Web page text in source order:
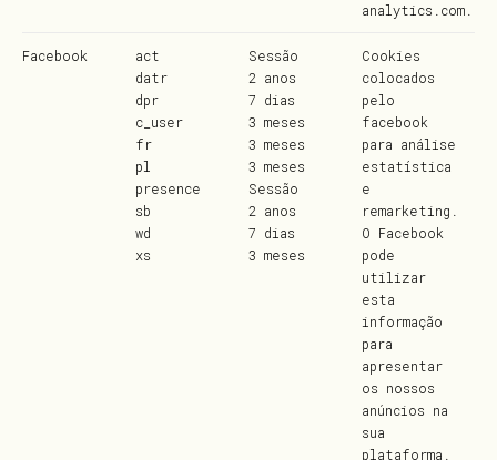
analytics.com.
Facebook
act
datr
dpr
c_user
fr
pl
presence
sb
wd
xs
Sessão
2 anos
7 dias
3 meses
3 meses
3 meses
Sessão
2 anos
7 dias
3 meses
Cookies
colocados
pelo
facebook
para análise
estatística
e
remarketing.
O Facebook
pode
utilizar
esta
informação
para
apresentar
os nossos
anúncios na
sua
plataforma.